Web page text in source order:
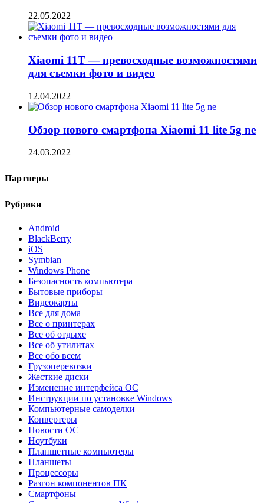
22.05.2022
Xiaomi 11T — превосходные возможностями
для съемки фото и видео
12.04.2022
Обзор нового смартфона Xiaomi 11 lite 5g ne
24.03.2022
Партнеры
Рубрики
Android
BlackBerry
iOS
Symbian
Windows Phone
Безопасность компьютера
Бытовые приборы
Видеокарты
Все для дома
Все о принтерах
Все об отдыхе
Все об утилитах
Все обо всем
Грузоперевозки
Жесткие диски
Изменение интерфейса ОС
Инструкции по установке Windows
Компьютерные самоделки
Конвертеры
Новости ОС
Ноутбуки
Планшетные компьютеры
Планшеты
Процессоры
Разгон компонентов ПК
Смартфоны